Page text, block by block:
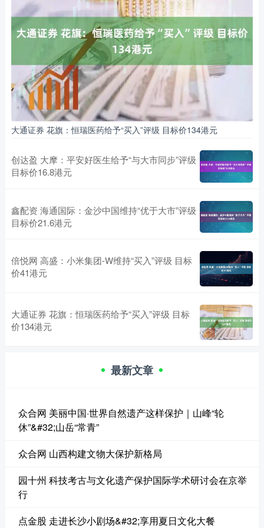
大通证券 花旗：恒瑞医药给予“买入”评级 目标价134港元
创达盈 大摩：平安好医生给予“与大市同步”评级
目标价16.8港元
鑫配资 海通国际：金沙中国维持“优于大市”评级
目标价21.6港元
倍悦网 高盛：小米集团-W维持“买入”评级 目标
价41港元
大通证券 花旗：恒瑞医药给予“买入”评级 目标
价134港元
最新文章
众合网 美丽中国·世界自然遗产这样保护｜山峰“轮
休”&#32;山岳“常青”
众合网 山西构建文物大保护新格局
园十州 科技考古与文化遗产保护国际学术研讨会在京举
行
点金股 走进长沙小剧场&#32;享用夏日文化大餐